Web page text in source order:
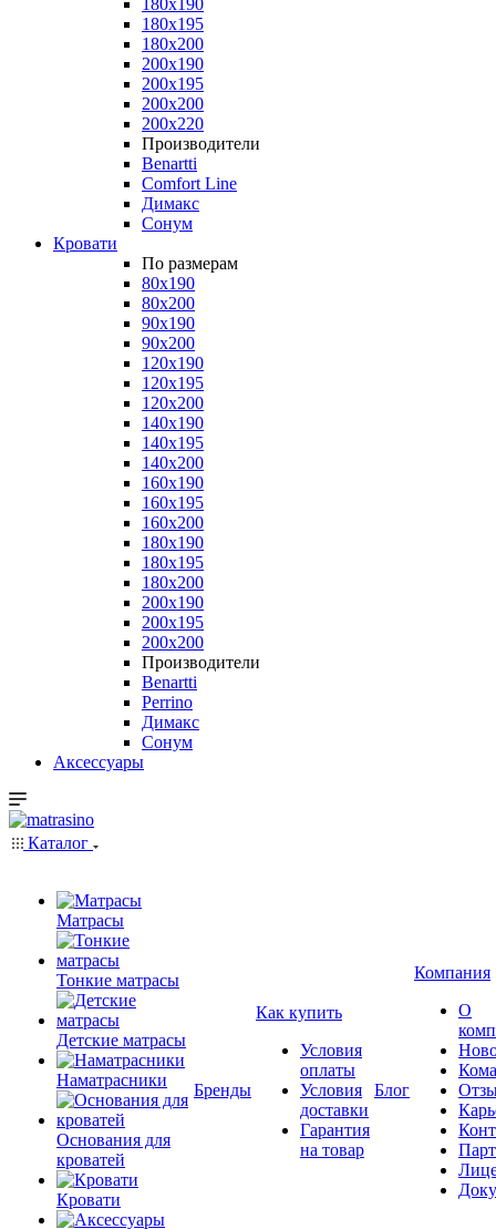
180x190
180x195
180x200
200x190
200x195
200x200
200x220
Производители
Benartti
Comfort Line
Димакс
Сонум
Кровати
По размерам
80x190
80x200
90x190
90x200
120x190
120x195
120x200
140x190
140x195
140x200
160x190
160x195
160x200
180x190
180x195
180x200
200x190
200x195
200x200
Производители
Benartti
Perrino
Димакс
Сонум
Аксессуары
Каталог
Матрасы
Тонкие матрасы
Детские матрасы
Наматрасники
Основания для
кроватей
Кровати
Бренды
Как купить
Условия
оплаты
Условия
доставки
Гарантия
на товар
Блог
Компания
О